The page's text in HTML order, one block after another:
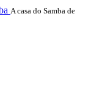
A casa do Samba de